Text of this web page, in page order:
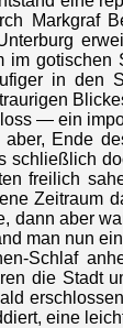
Markgraf
im gotischen
in den
— ein
Ende des
schließlich
freilich
Zeitraum
dann aber
man nun
Schlaf
die Stadt
eine